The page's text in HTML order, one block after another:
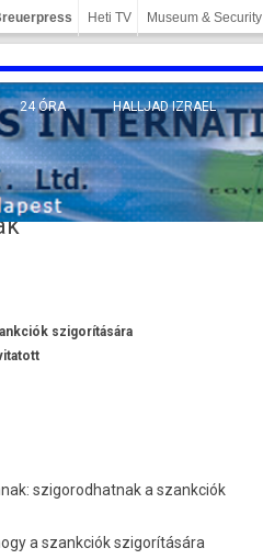
Heti TV Museum & Security
24 ÓRA HALLJAD IZRAEL
szigorítására
szigorod­hatnak a szankciók
a szankciók szigorítására